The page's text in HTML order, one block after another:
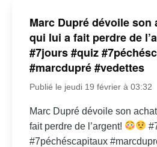
Marc Dupré dévoile son
qui lui a fait perdre de
#7jours #quiz
#marcdupré #vedettes
Publié le jeudi 19 février à 03:32
Marc Dupré dévoile son
fait perdre de l’argent!
#7péchéscapitaux